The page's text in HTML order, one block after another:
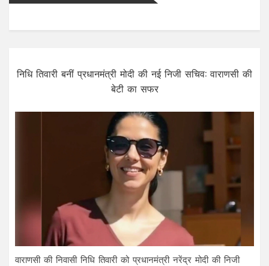
निधि तिवारी बनीं प्रधानमंत्री मोदी की नई निजी सचिव: वाराणसी की
बेटी का सफर
वाराणसी की निवासी निधि तिवारी को प्रधानमंत्री नरेंद्र मोदी की निजी